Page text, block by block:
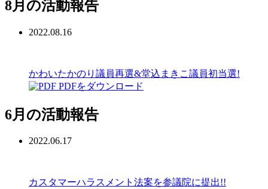
8月の活動報告
2022.08.16
かわいたかのり議員再選&堂込まきこ議員初当選!
PDFをダウンロード
6月の活動報告
2022.06.17
カスタマーハラスメント法案を参議院に提出!!